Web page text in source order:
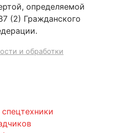
определяемой
(2) Гражданского
и обработки